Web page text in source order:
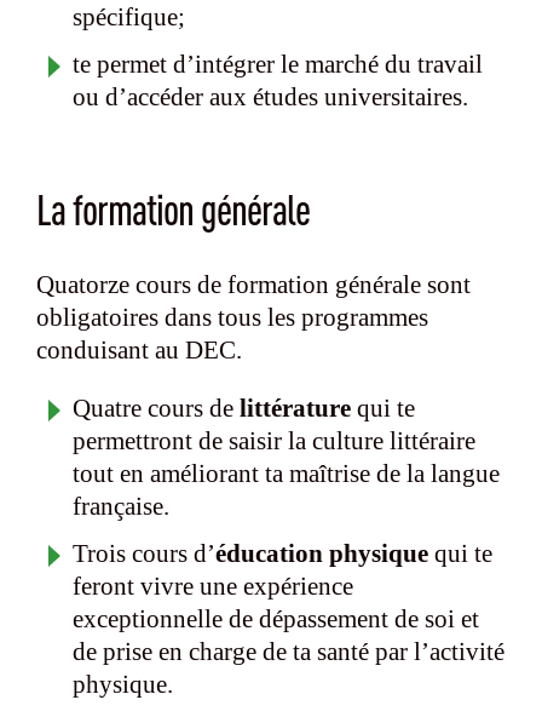
spécifique;
te permet d’intégrer le marché du travail
ou d’accéder aux études universitaires.
La formation générale
Quatorze cours de formation générale sont
obligatoires dans tous les programmes
conduisant au DEC.
Quatre cours de littérature qui te
permettront de saisir la culture littéraire
tout en améliorant ta maîtrise de la langue
française.
Trois cours d’éducation physique qui te
feront vivre une expérience
exceptionnelle de dépassement de soi et
de prise en charge de ta santé par l’activité
physique.